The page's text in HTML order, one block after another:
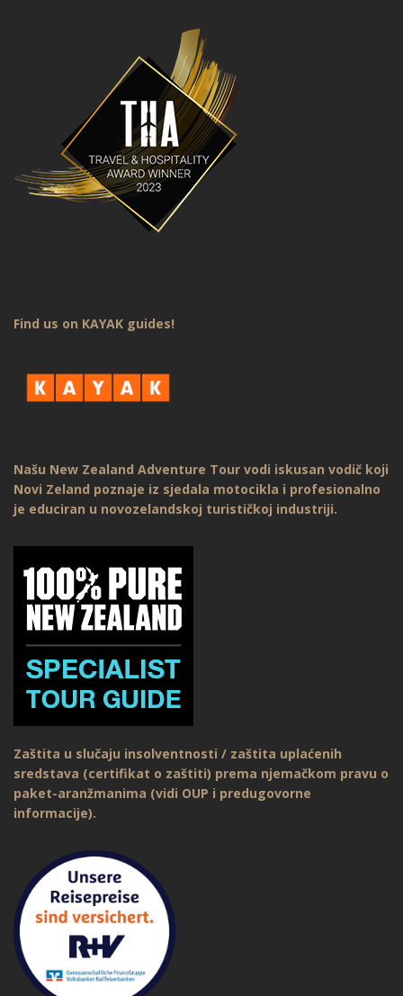
Find us on KAYAK guides!
Našu New Zealand Adventure Tour vodi iskusan vodič koji
Novi Zeland poznaje iz sjedala motocikla i profesionalno
je educiran u novozelandskoj turističkoj industriji.
Zaštita u slučaju insolventnosti / zaštita uplaćenih
sredstava (certifikat o zaštiti) prema njemačkom pravu o
paket-aranžmanima (vidi OUP i predugovorne
informacije).